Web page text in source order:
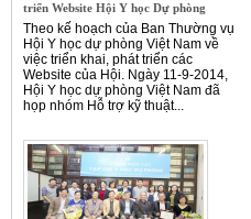
triển Website Hội Y học Dự phòng
Theo kế hoạch của Ban Thường vụ
Hội Y học dự phòng Việt Nam về
việc triển khai, phát triển các
Website của Hội. Ngày 11-9-2014,
Hội Y học dự phòng Việt Nam đã
họp nhóm Hỗ trợ kỹ thuật...